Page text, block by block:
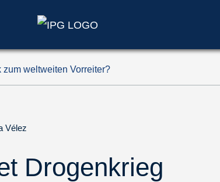
weltweiten Vorreiter?
Vélez
Drogenkrieg